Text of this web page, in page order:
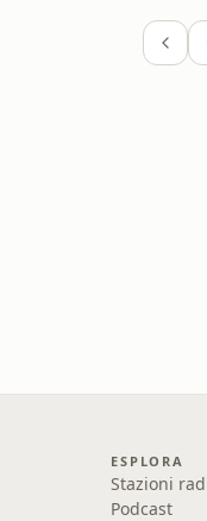
ESPLORA
Stazioni
Podcast